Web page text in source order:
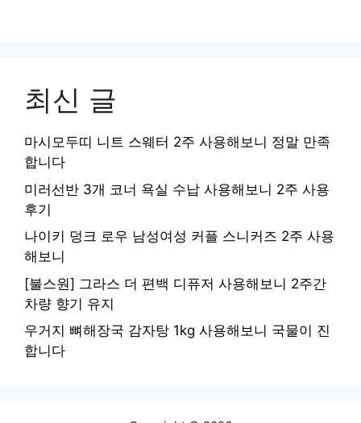
최신 글
마시모두띠 니트 스웨터 2주 사용해보니 정말 만족
합니다
미러선반 3개 코너 욕실 수납 사용해보니 2주 사용
후기
나이키 덩크 로우 남성여성 커플 스니커즈 2주 사용
해보니
[불스원] 그라스 더 편백 디퓨저 사용해보니 2주간
차량 향기 유지
우거지 뼈해장국 감자탕 1kg 사용해보니 국물이 진
합니다